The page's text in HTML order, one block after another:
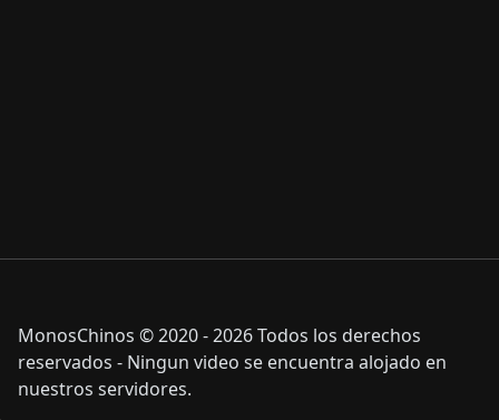
MonosChinos © 2020 - 2026 Todos los derechos
reservados - Ningun video se encuentra alojado en
nuestros servidores.